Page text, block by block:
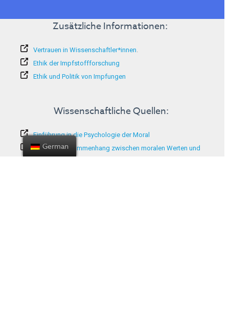
Zusätzliche Informationen:
Vertrauen in Wissenschaftler*innen.
Ethik der Impfstoffforschung
Ethik und Politik von Impfungen
Wissenschaftliche Quellen:
Einführung in die Psychologie der Moral
Über den Zusammenhang zwischen moralen Werten und
German